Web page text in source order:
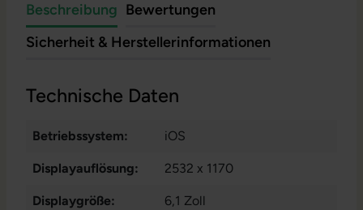
Beschreibung Bewertungen
Sicherheit & Herstellerinformationen
Technische Daten
Betriebssystem: iOS
Displayauflösung: 2532 x 1170
Displaygröße: 6,1 Zoll